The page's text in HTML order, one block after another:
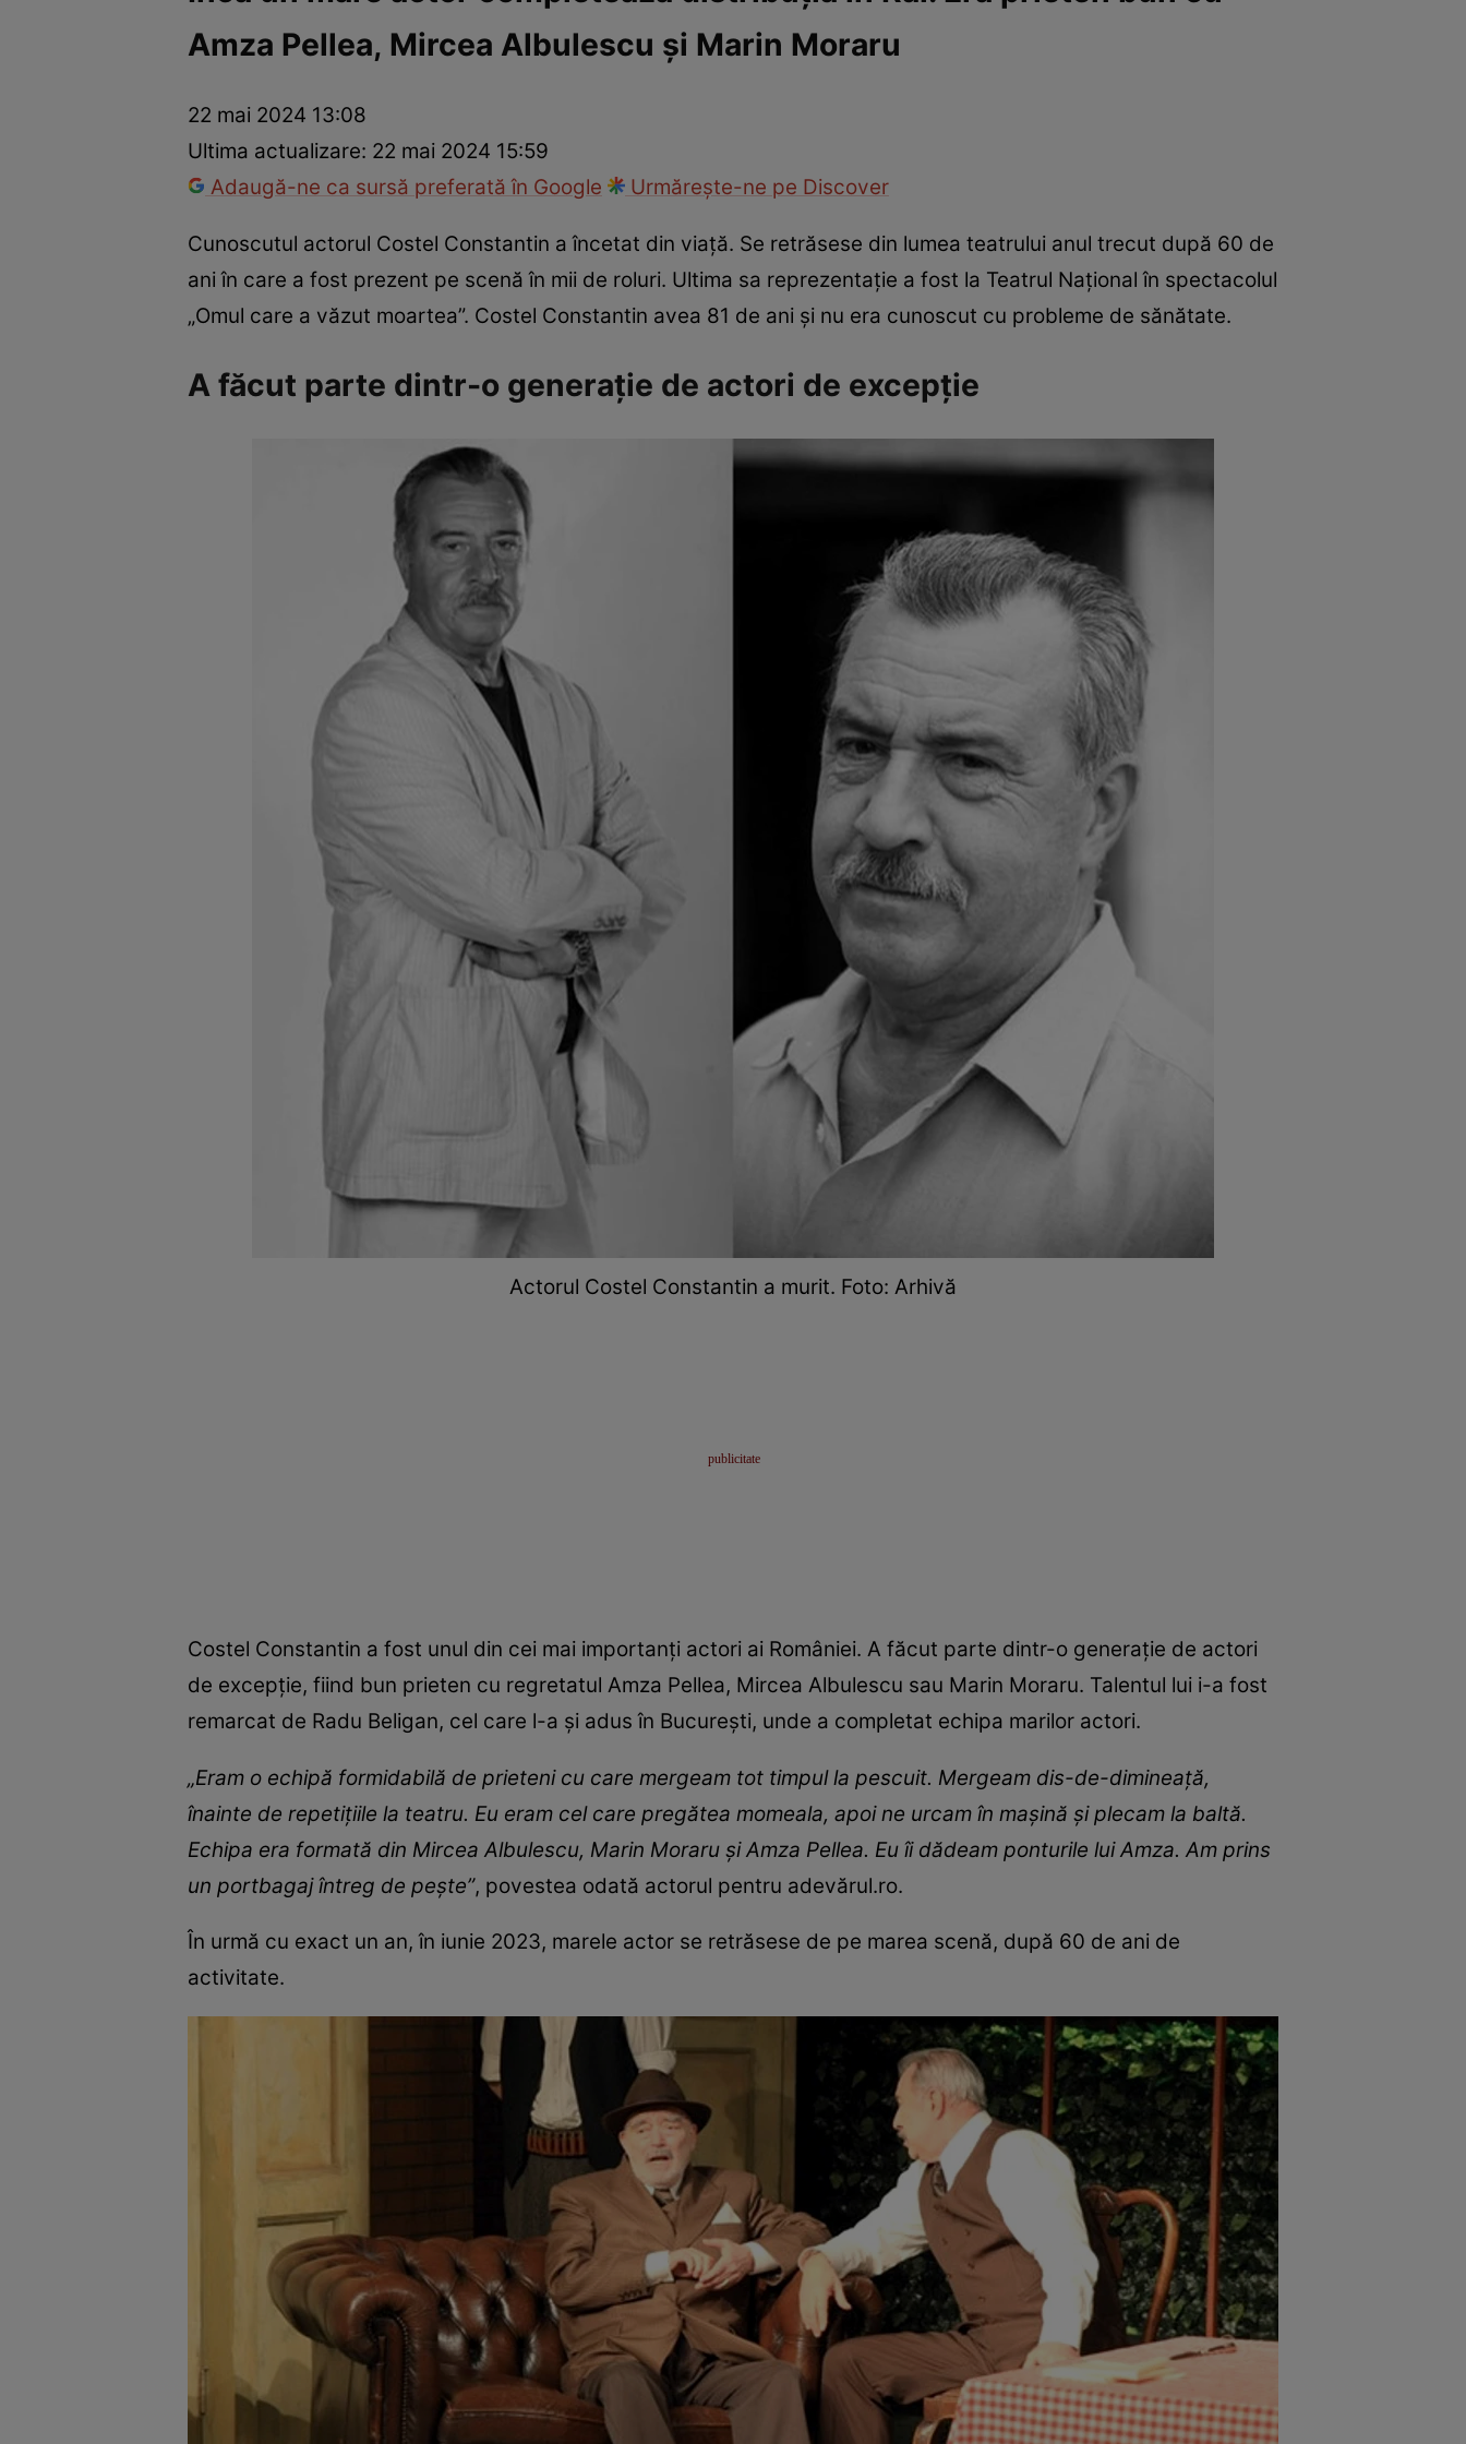
Internațional Fapt diversTehnologieNaționalSport
Amza Pellea, Mircea Albulescu și Marin Moraru
22 mai 2024 13:08
Ultima actualizare: 22 mai 2024 15:59
Adaugă-ne ca sursă preferată în Google
Urmărește-ne pe Discover
Cunoscutul actorul Costel Constantin a încetat din viață. Se retrăsese din lumea teatrului anul trecut după 60 de
ani în care a fost prezent pe scenă în mii de roluri. Ultima sa reprezentație a fost la Teatrul Național în spectacolul
„Omul care a văzut moartea”. Costel Constantin avea 81 de ani și nu era cunoscut cu probleme de sănătate.
A făcut parte dintr-o generație de actori de excepție
Actorul Costel Constantin a murit. Foto: Arhivă
Costel Constantin a fost unul din cei mai importanți actori ai României. A făcut parte dintr-o generație de actori
de excepție, fiind bun prieten cu regretatul Amza Pellea, Mircea Albulescu sau Marin Moraru. Talentul lui i-a fost
remarcat de Radu Beligan, cel care l-a și adus în București, unde a completat echipa marilor actori.
„Eram o echipă formidabilă de prieteni cu care mergeam tot timpul la pescuit. Mergeam dis-de-dimineaţă,
înainte de repetiţiile la teatru. Eu eram cel care pregătea momeala, apoi ne urcam în maşină şi plecam la baltă.
Echipa era formată din Mircea Albulescu, Marin Moraru şi Amza Pellea. Eu îi dădeam ponturile lui Amza. Am prins
un portbagaj întreg de peşte”, povestea odată actorul pentru adevărul.ro.
În urmă cu exact un an, în iunie 2023, marele actor se retrăsese de pe marea scenă, după 60 de ani de
activitate.